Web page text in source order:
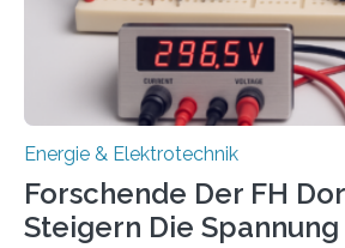
Mittelpunkt steht der direkte
wissenschaftliche Erkenntnisse
Energie & Elektrotechnik
Forschende Der FH
Steigern Die Spannung